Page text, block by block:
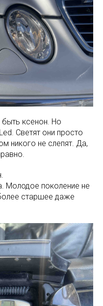
быть ксенон. Но
Светят они просто
никого не слепят. Да,
Молодое поколение не
старшее даже